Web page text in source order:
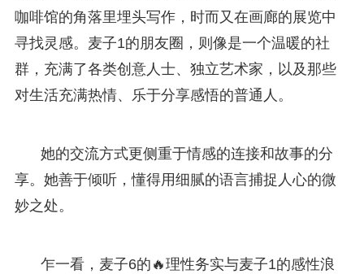
咖啡馆的角落里埋头写作，时而又在画廊的展览中
寻找灵感。麦子1的朋友圈，则像是一个温暖的社
群，充满了各类创意人士、独立艺术家，以及那些
对生活充满热情、乐于分享感悟的普通人。
她的交流方式更侧重于情感的连接和故事的分
享。她善于倾听，懂得用细腻的语言捕捉人心的微
妙之处。
乍一看，麦子6的🔥理性务实与麦子1的感性浪